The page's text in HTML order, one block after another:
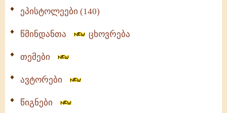
ეპისტოლეები (140)
წმინდანთა ცხოვრება
თემები
ავტორები
წიგნები